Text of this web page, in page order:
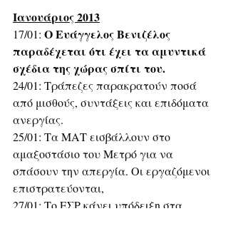
Ιανουάριος 2013
17/01: Ο Ευάγγελος Βενιζέλος
παραδέχεται ότι έχει τα αμυντικά
σχέδια της χώρας σπίτι του.
24/01: Τράπεζες παρακρατούν ποσά
από μισθούς, συντάξεις και επιδόματα
ανεργίας.
25/01: Τα ΜΑΤ εισβάλλουν στο
αμαξοστάσιο του Μετρό για να
σπάσουν την απεργία. Οι εργαζόμενοι
επιστρατεύονται,
27/01: Το ΕΣΡ κάνει υπόδειξη στα